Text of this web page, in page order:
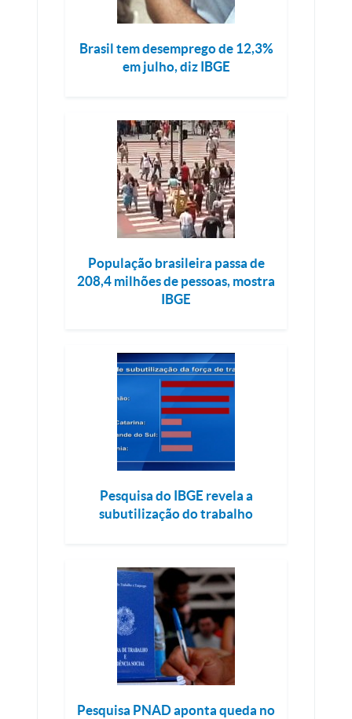
Brasil tem desemprego de 12,3%
em julho, diz IBGE
População brasileira passa de
208,4 milhões de pessoas, mostra
IBGE
Pesquisa do IBGE revela a
subutilização do trabalho
Pesquisa PNAD aponta queda no